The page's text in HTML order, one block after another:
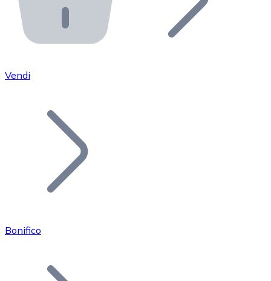
API Bitnovo
Integra la nostra API nel tuo ecosistema.
Unisciti alla nostra rete di rivenditori e
Aggiungi il token del tuo progetto al nostro servizio di
Bitcoin
Vendi
Bonifico